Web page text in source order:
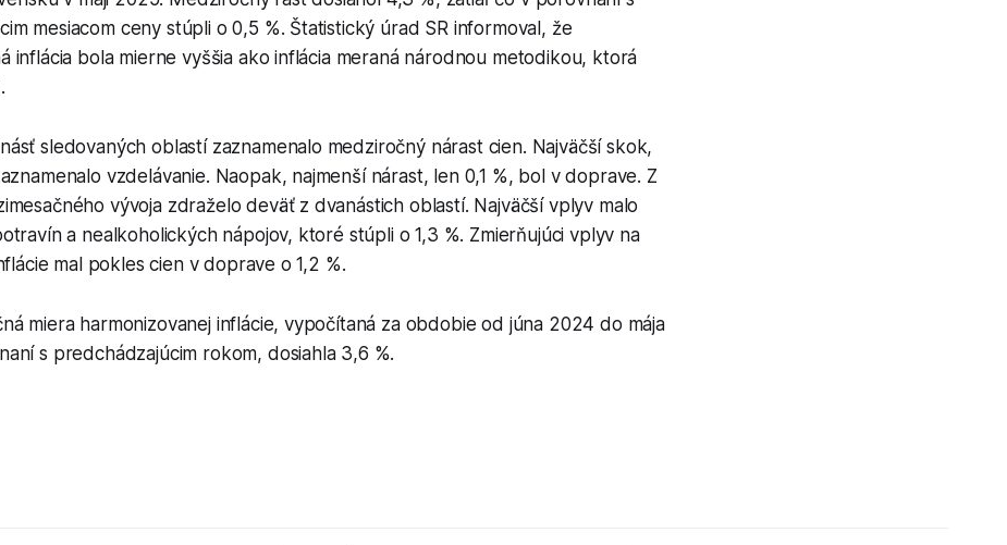
mesiacom ceny stúpli o 0,5 %. Štatistický úrad SR informoval, že
inflácia bola mierne vyššia ako inflácia meraná národnou metodikou, ktorá
sledovaných oblastí zaznamenalo medziročný nárast cien. Najväčší skok,
vzdelávanie. Naopak, najmenší nárast, len 0,1 %, bol v doprave. Z
vývoja zdraželo deväť z dvanástich oblastí. Najväčší vplyv malo
a nealkoholických nápojov, ktoré stúpli o 1,3 %. Zmierňujúci vplyv na
mal pokles cien v doprave o 1,2 %.
miera harmonizovanej inflácie, vypočítaná za obdobie od júna 2024 do mája
s predchádzajúcim rokom, dosiahla 3,6 %.